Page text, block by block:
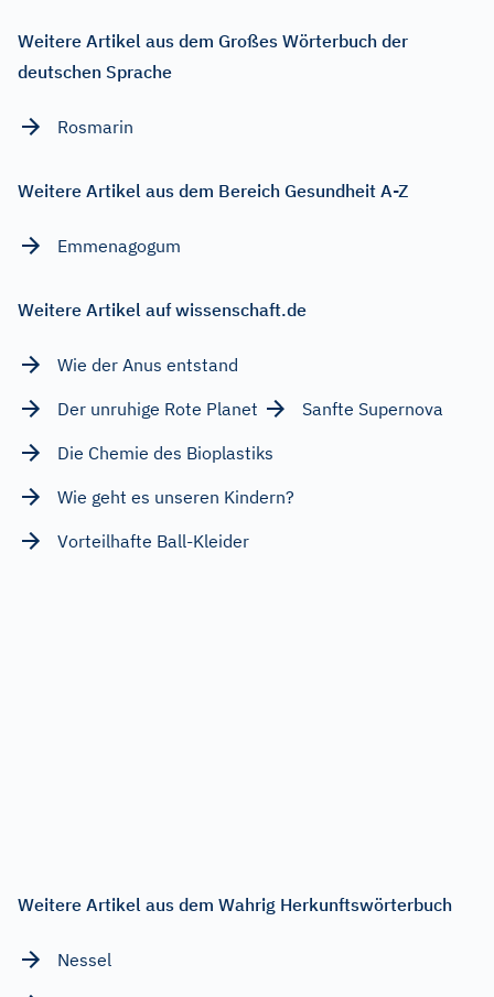
Weitere Artikel aus dem Großes Wörterbuch der
deutschen Sprache
Rosmarin
Weitere Artikel aus dem Bereich Gesundheit A-Z
Emmenagogum
Weitere Artikel auf wissenschaft.de
Wie der Anus entstand
Der unruhige Rote Planet
Sanfte Supernova
Die Chemie des Bioplastiks
Wie geht es unseren Kindern?
Vorteilhafte Ball-Kleider
Weitere Artikel aus dem Wahrig Herkunftswörterbuch
Nessel